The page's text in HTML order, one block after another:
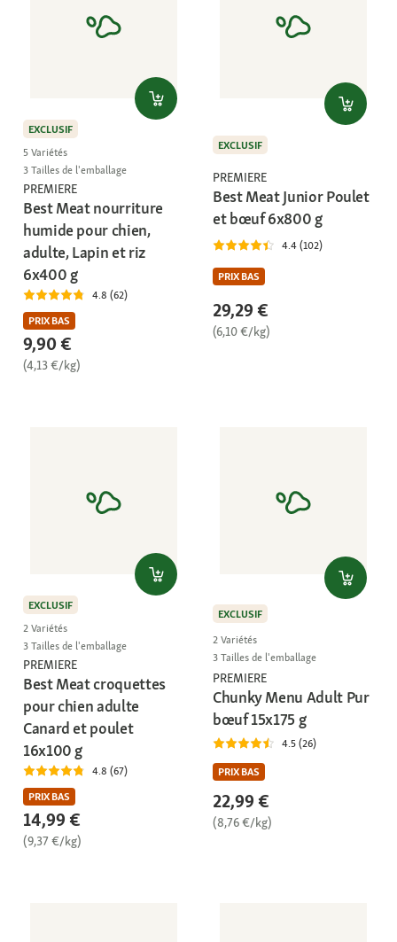
EXCLUSIF
5 Variétés
3 Tailles de l'emballage
PREMIERE
Best Meat nourriture
humide pour chien,
adulte, Lapin et riz
6x400 g
4.8 (62)
PRIX BAS
9,90 €
(4,13 €/kg)
EXCLUSIF
PREMIERE
Best Meat Junior Poulet
et bœuf 6x800 g
4.4 (102)
PRIX BAS
29,29 €
(6,10 €/kg)
EXCLUSIF
2 Variétés
3 Tailles de l'emballage
PREMIERE
Best Meat croquettes
pour chien adulte
Canard et poulet
16x100 g
4.8 (67)
PRIX BAS
14,99 €
(9,37 €/kg)
EXCLUSIF
2 Variétés
3 Tailles de l'emballage
PREMIERE
Chunky Menu Adult Pur
bœuf 15x175 g
4.5 (26)
PRIX BAS
22,99 €
(8,76 €/kg)